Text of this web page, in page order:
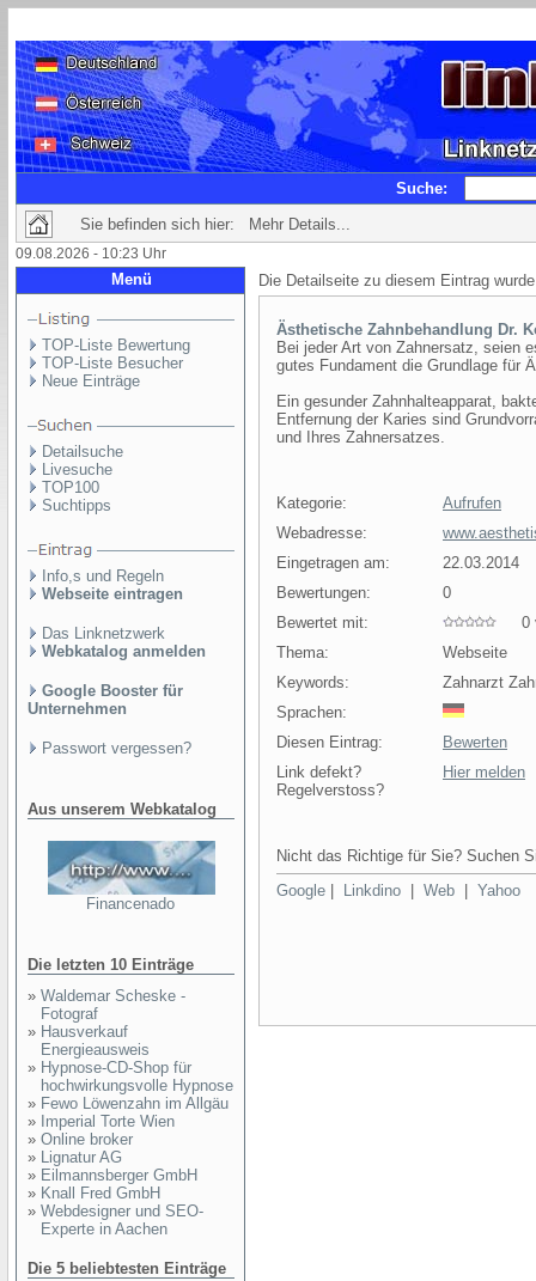
Suche:
Sie befinden sich hier: Mehr Details...
09.08.2026 - 10:23 Uhr
Menü
TOP-Liste Bewertung
TOP-Liste Besucher
Neue Einträge
Detailsuche
Livesuche
TOP100
Suchtipps
Info,s und Regeln
Webseite eintragen
Das Linknetzwerk
Webkatalog anmelden
Google Booster für
Unternehmen
Passwort vergessen?
Aus unserem Webkatalog
Financenado
Die letzten 10 Einträge
» Waldemar Scheske -
Fotograf
» Hausverkauf
Energieausweis
» Hypnose-CD-Shop für
hochwirkungsvolle Hypnose
» Fewo Löwenzahn im Allgäu
» Imperial Torte Wien
» Online broker
» Lignatur AG
» Eilmannsberger GmbH
» Knall Fred GmbH
» Webdesigner und SEO-
Experte in Aachen
Die 5 beliebtesten Einträge
Die Detailseite zu diesem Eintrag
Ästhetische Zahnbehandlung Dr.
Bei jeder Art von Zahnersatz, seien
gutes Fundament die Grundlage für
Ein gesunder Zahnhalteapparat,
Entfernung der Karies sind
und Ihres Zahnersatzes.
Kategorie:
Aufrufen
Webadresse:
Eingetragen am:
22.03.2014
Bewertungen:
0
Bewertet mit:
0
Thema:
Webseite
Keywords:
Zahnarzt
Sprachen:
Diesen Eintrag:
Bewerten
Link defekt?
Regelverstoss?
Hier melden
Nicht das Richtige für Sie? Suchen
Google
Linkdino Web Yahoo